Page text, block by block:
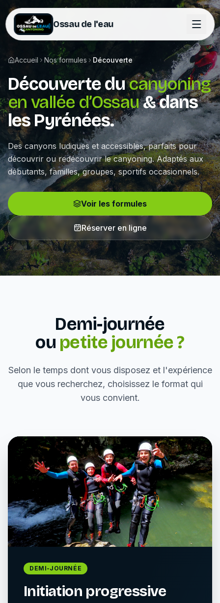
Ossau de l'eau
Accueil Nos formules Découverte
Découverte ducanyoning
en vallée d’Ossau& dans
les Pyrénées.
Des canyons ludiques et accessibles, parfaits pour
découvrir ou redécouvrir le canyoning. Adaptés aux
débutants, familles, groupes, sportifs occasionnels.
Voir les formules
Réserver en ligne
Demi-journée
ou petite journée ?
Selon le temps dont vous disposez et l'expérience
que vous recherchez, choisissez le format qui
vous convient.
DEMI-JOURNÉE
Initiation progressive